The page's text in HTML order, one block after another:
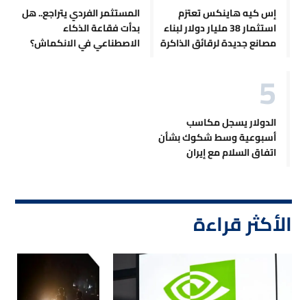
إس كيه هاينكس تعتزم
استثمار 38 مليار دولار لبناء
مصانع جديدة لرقائق الذاكرة
المستثمر الفردي يتراجع.. هل
بدأت فقاعة الذكاء
الاصطناعي في الانكماش؟
الدولار يسجل مكاسب
أسبوعية وسط شكوك بشأن
اتفاق السلام مع إيران
الأكثر قراءة